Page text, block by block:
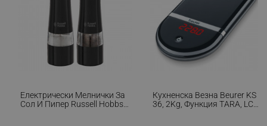
Електрически Мелнички За
Сол И Пипер Russell Hobbs
Кухненска Везна Beurer KS
36, 2Kg, Функция ТARA, LCD